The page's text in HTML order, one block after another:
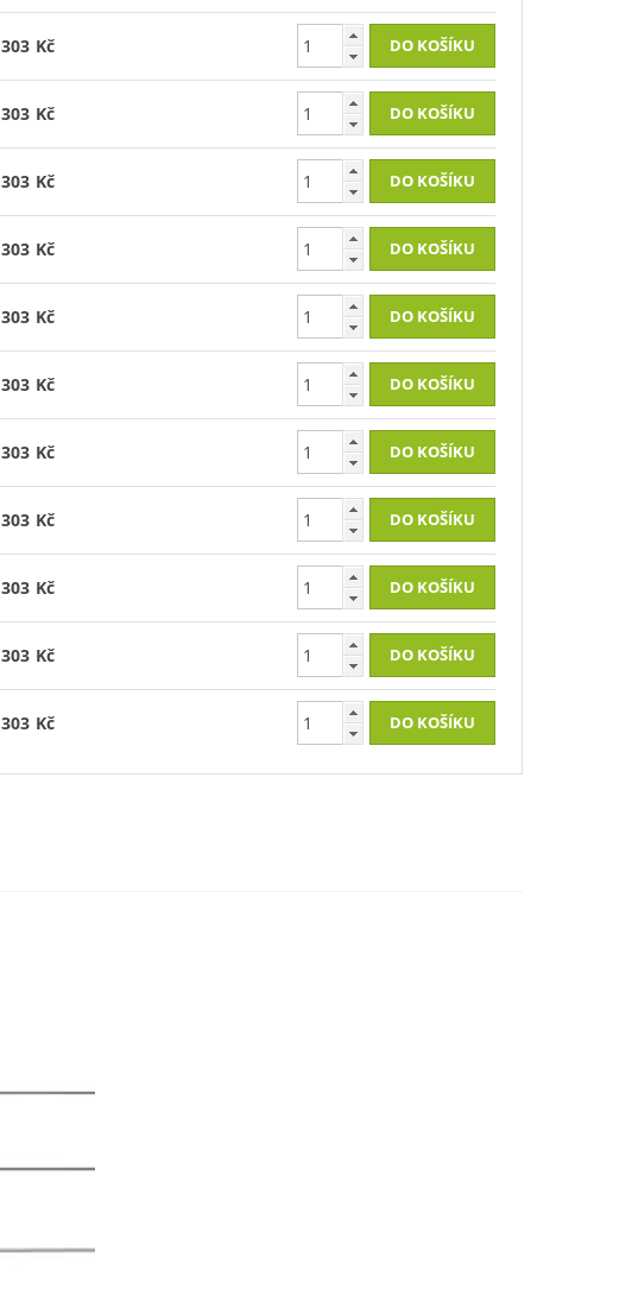
303 Kč
303 Kč
303 Kč
303 Kč
303 Kč
303 Kč
303 Kč
303 Kč
303 Kč
303 Kč
303 Kč